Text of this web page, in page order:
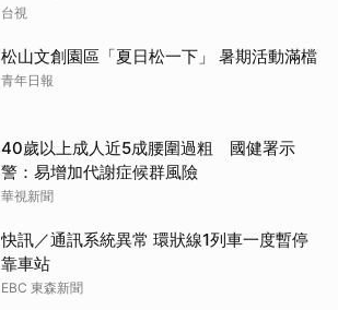
台視
松山文創園區「夏日松一下」 暑期活動滿檔
青年日報
40歲以上成人近5成腰圍過粗 國健署示
警：易增加代謝症候群風險
華視新聞
快訊／通訊系統異常 環狀線1列車一度暫停
靠車站
EBC 東森新聞